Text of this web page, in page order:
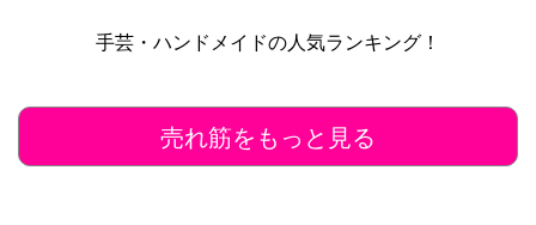
手芸・ハンドメイドの人気ランキング！
売れ筋をもっと見る